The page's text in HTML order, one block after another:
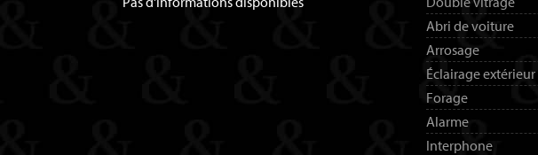
Abri de voiture
Arrosage
Éclairage extérieur
Forage
Alarme
Interphone